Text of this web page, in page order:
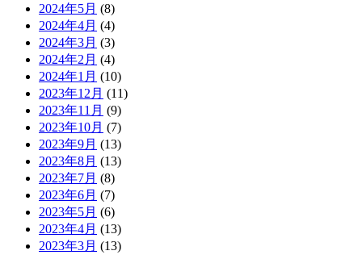
2024年5月 (8)
2024年4月 (4)
2024年3月 (3)
2024年2月 (4)
2024年1月 (10)
2023年12月 (11)
2023年11月 (9)
2023年10月 (7)
2023年9月 (13)
2023年8月 (13)
2023年7月 (8)
2023年6月 (7)
2023年5月 (6)
2023年4月 (13)
2023年3月 (13)